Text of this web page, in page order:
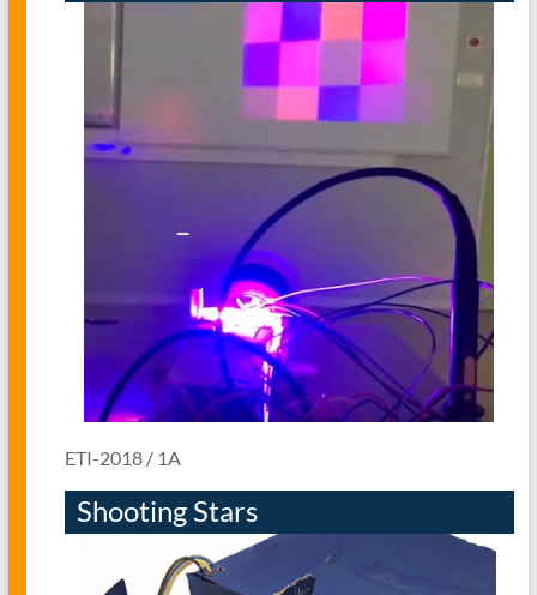
ETI-2018 / 1A
Shooting Stars